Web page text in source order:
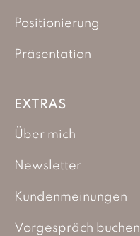
Positionierung
Präsentation
EXTRAS
Über mich
Newsletter
Kundenmeinungen
Vorgespräch buchen